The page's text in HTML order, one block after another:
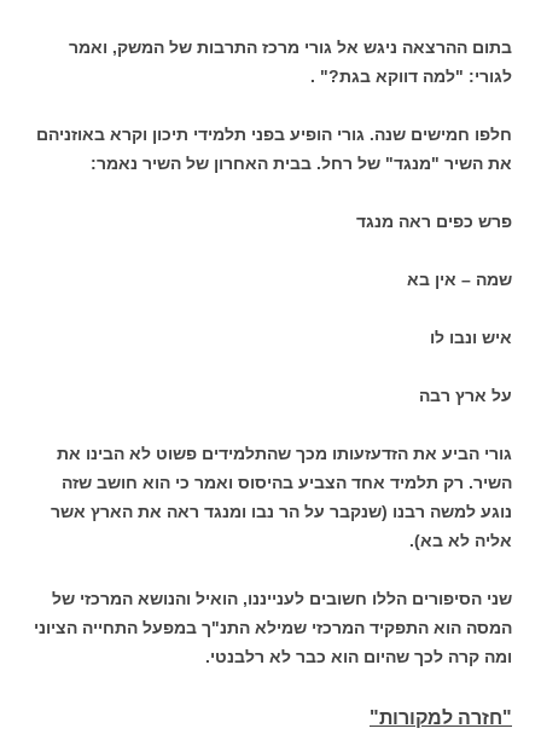
בתום ההרצאה ניגש אל גורי מרכז התרבות של המשק, ואמר
לגורי: "למה דווקא בגת?" .
חלפו חמישים שנה. גורי הופיע בפני תלמידי תיכון וקרא באוזניהם
את השיר "מנגד" של רחל. בבית האחרון של השיר נאמר:
פרש כפים ראה מנגד
שמה – אין בא
איש ונבו לו
על ארץ רבה
גורי הביע את הזדעזעותו מכך שהתלמידים פשוט לא הבינו את
השיר. רק תלמיד אחד הצביע בהיסוס ואמר כי הוא חושב שזה
נוגע למשה רבנו (שנקבר על הר נבו ומנגד ראה את הארץ אשר
אליה לא בא).
שני הסיפורים הללו חשובים לענייננו, הואיל והנושא המרכזי של
המסה הוא התפקיד המרכזי שמילא התנ"ך במפעל התחייה הציוני
ומה קרה לכך שהיום הוא כבר לא רלבנטי.
"חזרה למקורות"